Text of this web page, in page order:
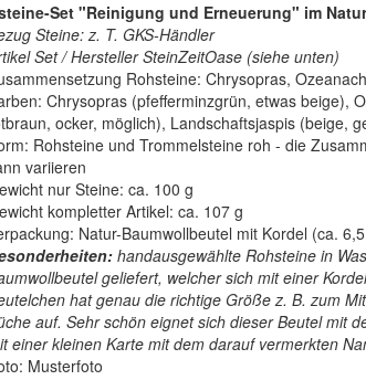
Set "Reinigung und Erneuerung" im
Steine: z. T. GKS-Händler
Set / Hersteller SteinZeitOase (siehe unten)
Rohsteine: Chrysopras,
Chrysopras (pfefferminzgrün, etwas beige),
ocker, möglich), Landschaftsjaspis (beige,
Rohsteine und Trommelsteine roh - die
variieren
nur Steine: ca. 100 g
kompletter Artikel: ca. 107 g
Natur-Baumwollbeutel mit Kordel (ca.
handausgewählte Rohsteine in
geliefert, welcher sich mit einer
hat genau die richtige Größe z. B. zum
auf. Sehr schön eignet sich dieser Beutel mit
einer kleinen Karte mit dem darauf vermerkten
Musterfoto